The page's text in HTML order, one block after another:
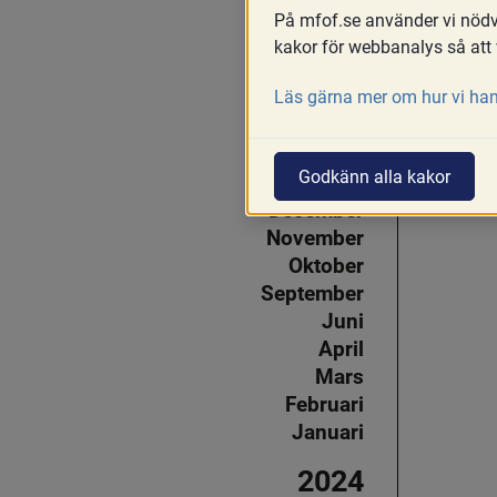
Juni
Maj
Mars
2025
December
November
Oktober
September
Juni
April
Mars
Februari
Januari
2024
På mfof.se använder vi
kakor för webbanalys så
Läs gärna mer om hur vi
Godkänn alla kakor